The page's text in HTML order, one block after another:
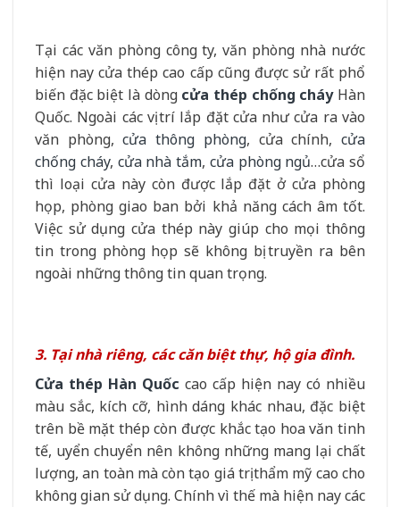
Tại các văn phòng công ty, văn phòng nhà nước
hiện nay cửa thép cao cấp cũng được sử rất phổ
biến đặc biệt là dòng cửa thép chống cháy Hàn
Quốc. Ngoài các vị trí lắp đặt cửa như cửa ra vào
văn phòng,cửa thông phòng, cửa chính,cửa
chống cháy, cửa nhà tắm, cửa phòng ngủ…cửa sổ
thì loại cửa này còn được lắp đặt ở cửa phòng
họp, phòng giao ban bởi khả năng cách âm tốt.
Việc sử dụng cửa thép này giúp cho mọi thông
tin trong phòng họp sẽ không bị truyền ra bên
ngoài những thông tin quan trọng.
3. Tại nhà riêng, các căn biệt thự, hộ gia đình.
Cửa thép Hàn Quốc cao cấp hiện nay có nhiều
màu sắc, kích cỡ, hình dáng khác nhau, đặc biệt
trên bề mặt thép còn được khắc tạo hoa văn tinh
tế, uyển chuyển nên không những mang lại chất
lượng, an toàn mà còn tạo giá trị thẩm mỹ cao cho
không gian sử dụng. Chính vì thế mà hiện nay các